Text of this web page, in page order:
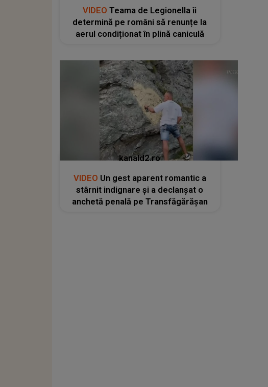
VIDEO Teama de Legionella îi
determină pe români să renunțe la
aerul condiționat în plină caniculă
kanald2.ro
VIDEO Un gest aparent romantic a
stârnit indignare și a declanșat o
anchetă penală pe Transfăgărășan